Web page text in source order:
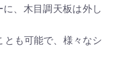
、木目調天板は外し
とも可能で、様々なシ